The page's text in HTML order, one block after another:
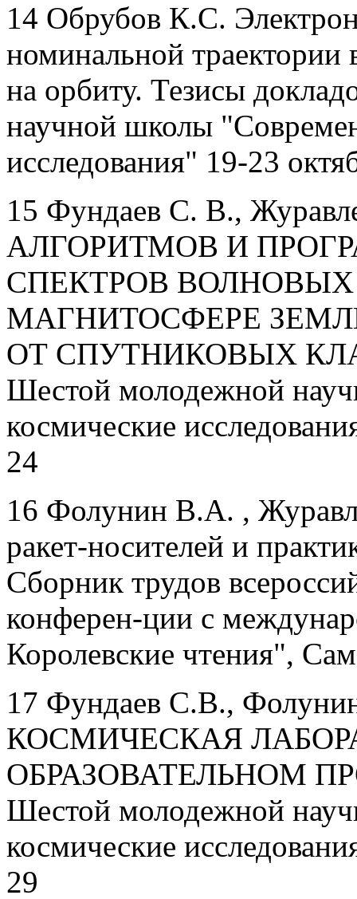
14 Обрубов К.С.
номинальной траектории
на орбиту. Тезисы
научной школы
исследования" 19-23
15 Фундаев С. В.,
АЛГОРИТМОВ И
СПЕКТРОВ
МАГНИТОСФЕРЕ
ОТ СПУТНИКОВЫХ
Шестой молодежной
космические
24
16 Фолунин В.А. ,
ракет-носителей и
Сборник трудов
конферен-ции с
Королевские чтения",
17 Фундаев С.В.,
КОСМИЧЕСКАЯ
ОБРАЗОВАТЕЛЬНОМ
Шестой молодежной
космические
29